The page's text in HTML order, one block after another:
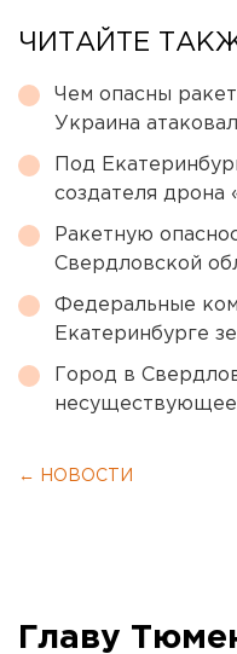
ЧИТАЙТЕ
Чем опасны
Украина
Под
создателя дрона
Ракетную
Свердловской
Федеральные
Екатеринбурге
Город в
несуществующее
← НОВОСТИ
Главу